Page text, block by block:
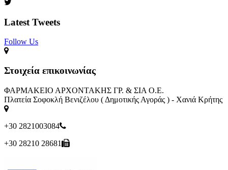
Latest Tweets
Follow Us​
Στοιχεία επικοινωνίας
ΦΑΡΜΑΚΕΙΟ ΑΡΧΟΝΤΑΚΗΣ ΓΡ. & ΣΙΑ Ο.Ε.
Πλατεία Σοφοκλή Βενιζέλου ( Δημοτικής Αγοράς ) - Χανιά Κρήτης
+30 2821003084
+30 28210 28681